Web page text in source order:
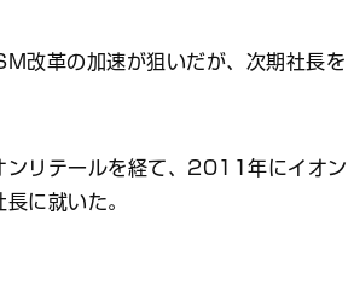
改革の加速が狙いだが、次期社長を
リテールを経て、2011年にイオン
に就いた。